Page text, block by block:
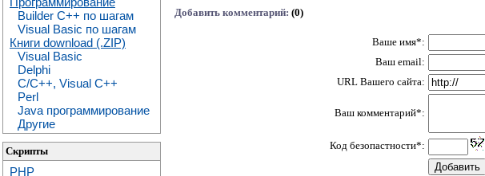
Builder C++ по шагам
Visual Basic по шагам
Книги download (.ZIP)
Visual Basic
Delphi
C/C++, Visual C++
Perl
Java программирование
Другие
Скрипты
PHP
Добавить комментарий: (0)
Ваше имя*:
Ваш email:
URL Вашего сайта:
Ваш комментарий*:
Код безопастности*: